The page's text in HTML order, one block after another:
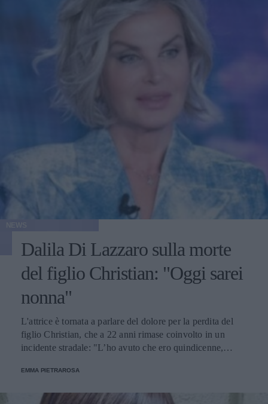
Dalila Di Lazzaro sulla morte
del figlio Christian: "Oggi sarei
nonna"
L'attrice è tornata a parlare del dolore per la perdita del
figlio Christian, che a 22 anni rimase coinvolto in un
incidente stradale: "L’ho avuto che ero quindicenne,
EMMA PIETRAROSA